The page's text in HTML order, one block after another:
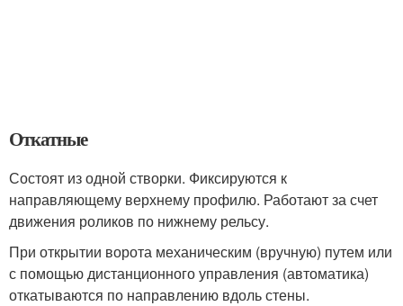
Откатные
Состоят из одной створки. Фиксируются к
направляющему верхнему профилю. Работают за счет
движения роликов по нижнему рельсу.
При открытии ворота механическим (вручную) путем или
с помощью дистанционного управления (автоматика)
откатываются по направлению вдоль стены.